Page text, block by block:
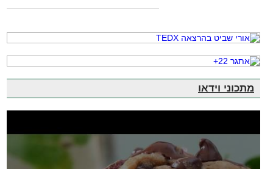
מתכוני וידאו